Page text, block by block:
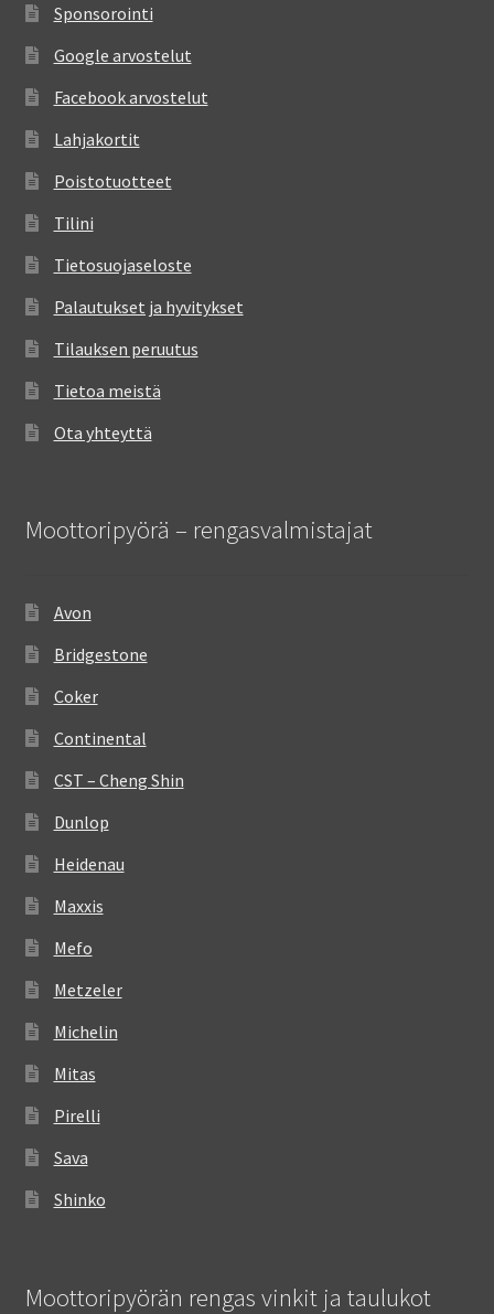
Sponsorointi
Google arvostelut
Facebook arvostelut
Lahjakortit
Poistotuotteet
Tilini
Tietosuojaseloste
Palautukset ja hyvitykset
Tilauksen peruutus
Tietoa meistä
Ota yhteyttä
Moottoripyörä – rengasvalmistajat
Avon
Bridgestone
Coker
Continental
CST – Cheng Shin
Dunlop
Heidenau
Maxxis
Mefo
Metzeler
Michelin
Mitas
Pirelli
Sava
Shinko
Moottoripyörän rengas vinkit ja taulukot